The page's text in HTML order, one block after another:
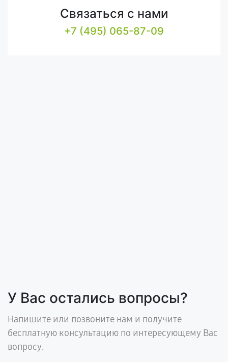
Связаться с нами
+7 (495) 065-87-09
У Вас остались вопросы?
Напишите или позвоните нам и получите
бесплатную консультацию по интересующему Вас
вопросу.